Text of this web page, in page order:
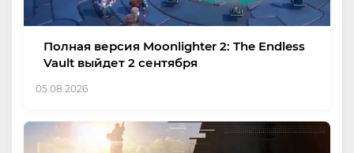
Полная версия Moonlighter 2: The Endless
Vault выйдет 2 сентября
05.08.2026